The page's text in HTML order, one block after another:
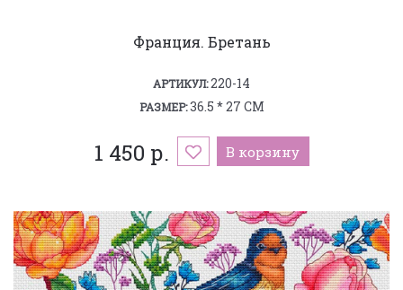
Франция. Бретань
АРТИКУЛ:220-14
РАЗМЕР:36.5 * 27 СМ
1 450 р. В корзину